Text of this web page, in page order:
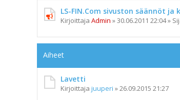
LS-FIN.Com sivuston säännöt
Kirjoittaja Admin »30.06.2011 22:04»
Aiheet
Lavetti
Kirjoittaja juuperi »26.09.2015 21:27